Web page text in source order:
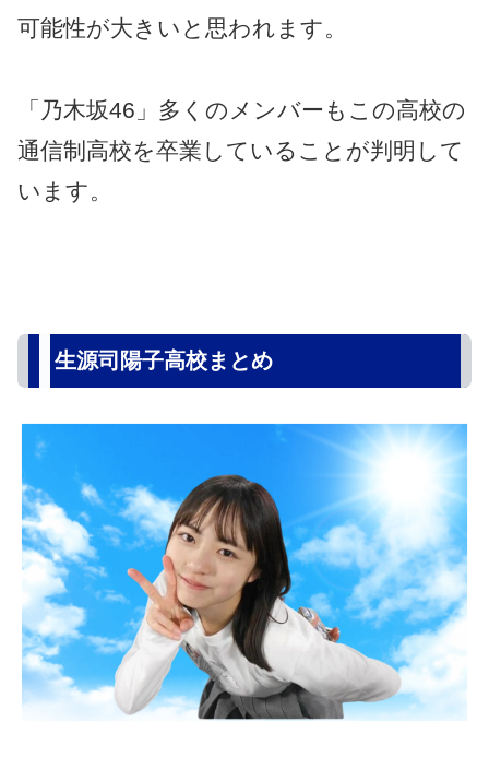
可能性が大きいと思われます。
「乃木坂46」多くのメンバーもこの高校の
通信制高校を卒業していることが判明して
います。
生源司陽子高校まとめ